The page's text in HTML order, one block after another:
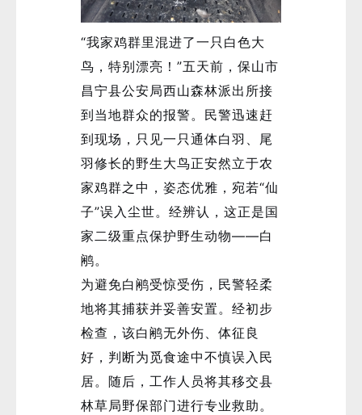
“我家鸡群里混进了一只白色大
鸟，特别漂亮！”五天前，保山市
昌宁县公安局西山森林派出所接
到当地群众的报警。民警迅速赶
到现场，只见一只通体白羽、尾
羽修长的野生大鸟正安然立于农
家鸡群之中，姿态优雅，宛若“仙
子”误入尘世。经辨认，这正是国
家二级重点保护野生动物——白
鹇。
为避免白鹇受惊受伤，民警轻柔
地将其捕获并妥善安置。经初步
检查，该白鹇无外伤、体征良
好，判断为觅食途中不慎误入民
居。随后，工作人员将其移交县
林草局野保部门进行专业救助。